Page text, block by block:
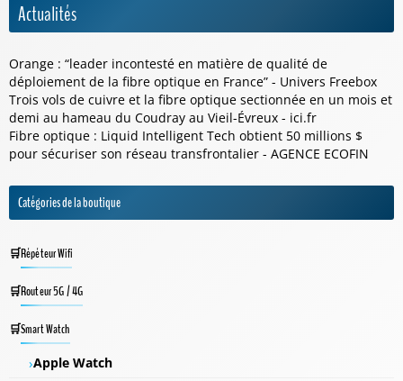
Actualités
Orange : “leader incontesté en matière de qualité de
déploiement de la fibre optique en France” - Univers Freebox
Trois vols de cuivre et la fibre optique sectionnée en un mois et
demi au hameau du Coudray au Vieil-Évreux - ici.fr
Fibre optique : Liquid Intelligent Tech obtient 50 millions $
pour sécuriser son réseau transfrontalier - AGENCE ECOFIN
Catégories de la boutique
Répéteur Wifi
Routeur 5G / 4G
Smart Watch
Apple Watch